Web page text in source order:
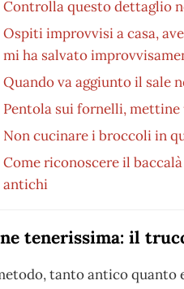
Controlla questo dettaglio
Ospiti improvvisi a casa,
mi ha salvato
Quando va aggiunto il sale
Pentola sui fornelli,
Non cucinare i broccoli in
Come riconoscere il
antichi
tenerissima: il
tanto antico quanto